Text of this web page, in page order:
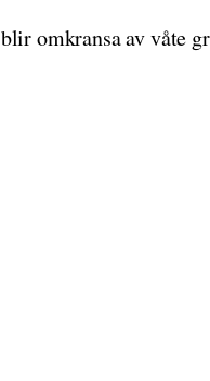
omkransa av våte